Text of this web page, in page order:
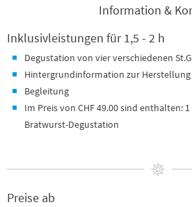
Information &
Inklusivleistungen für 1,5 - 2 h
Degustation von vier verschiedenen
Hintergrundinformation zur Herstellung
Begleitung
Im Preis von CHF 49.00 sind enthalten:
Bratwurst-Degustation
Preise ab